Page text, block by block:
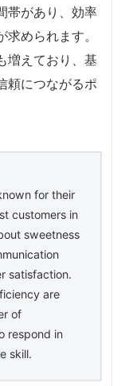
帯があり、効率
められます。
増えており、基
頼につながるポ
for their
customers in
sweetness
satisfaction.
are
of
respond in
skill.